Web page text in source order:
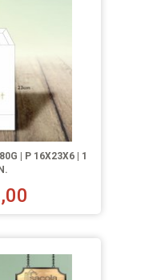
| P 16X23X6 | 1